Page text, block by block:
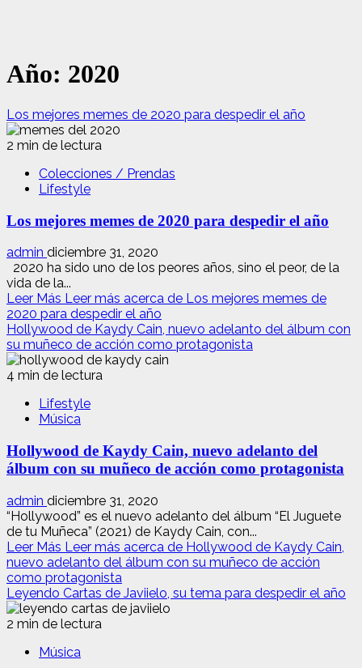
Año: 2020
Los mejores memes de 2020 para despedir el año
2 min de lectura
Colecciones / Prendas
Lifestyle
Los mejores memes de 2020 para despedir el año
admin diciembre 31, 2020
2020 ha sido uno de los peores años, sino el peor, de la
vida de la...
Leer Más Leer más acerca de Los mejores memes de
2020 para despedir el año
Hollywood de Kaydy Cain, nuevo adelanto del álbum con
su muñeco de acción como protagonista
4 min de lectura
Lifestyle
Música
Hollywood de Kaydy Cain, nuevo adelanto del
álbum con su muñeco de acción como protagonista
admin diciembre 31, 2020
“Hollywood” es el nuevo adelanto del álbum “El Juguete
de tu Muñeca” (2021) de Kaydy Cain, con...
Leer Más Leer más acerca de Hollywood de Kaydy Cain,
nuevo adelanto del álbum con su muñeco de acción
como protagonista
Leyendo Cartas de Javiielo, su tema para despedir el año
2 min de lectura
Música